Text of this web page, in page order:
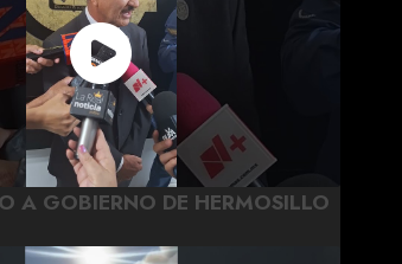
A GOBIERNO DE HERMOSILLO